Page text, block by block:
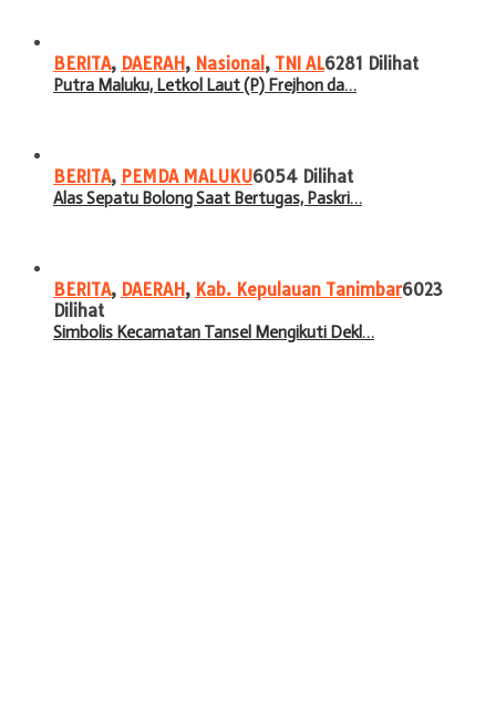
BERITA, DAERAH, Nasional , TNI AL6281 Dilihat
Putra Maluku, Letkol Laut (P) Frejhon da…
BERITA, PEMDA MALUKU6054 Dilihat
Alas Sepatu Bolong Saat Bertugas, Paskri…
BERITA, DAERAH, Kab. Kepulauan Tanimbar6023
Dilihat
Simbolis Kecamatan Tansel Mengikuti Dekl…